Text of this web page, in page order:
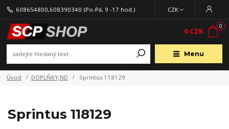
Menu
CZK
608654800,608390340 (Po-Pá, 9 -17 hod.)
0
0 CZK
Úvod DOPLŇKY,ND Sprintus 118129
Sprintus 118129